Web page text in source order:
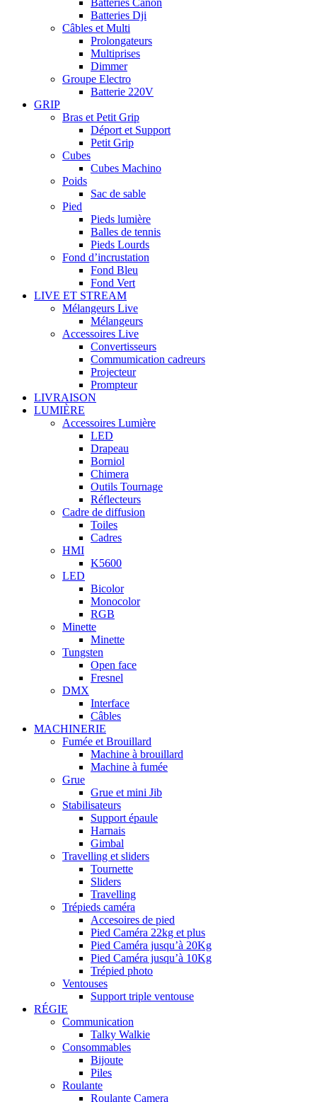
Batteries Dji
Câbles et Multi
Prolongateurs
Multiprises
Dimmer
Groupe Electro
Batterie 220V
GRIP
Bras et Petit Grip
Déport et Support
Petit Grip
Cubes
Cubes Machino
Poids
Sac de sable
Pied
Pieds lumière
Balles de tennis
Pieds Lourds
Fond d’incrustation
Fond Bleu
Fond Vert
LIVE ET STREAM
Mélangeurs Live
Mélangeurs
Accessoires Live
Convertisseurs
Commumication cadreurs
Projecteur
Prompteur
LIVRAISON
LUMIÈRE
Accessoires Lumière
LED
Drapeau
Borniol
Chimera
Outils Tournage
Réflecteurs
Cadre de diffusion
Toiles
Cadres
HMI
K5600
LED
Bicolor
Monocolor
RGB
Minette
Minette
Tungsten
Open face
Fresnel
DMX
Interface
Câbles
MACHINERIE
Fumée et Brouillard
Machine à brouillard
Machine à fumée
Grue
Grue et mini Jib
Stabilisateurs
Support épaule
Harnais
Gimbal
Travelling et sliders
Tournette
Sliders
Travelling
Trépieds caméra
Accesoires de pied
Pied Caméra 22kg et plus
Pied Caméra jusqu’à 20Kg
Pied Caméra jusqu’à 10Kg
Trépied photo
Ventouses
Support triple ventouse
RÉGIE
Communication
Talky Walkie
Consommables
Bijoute
Piles
Roulante
Roulante Camera